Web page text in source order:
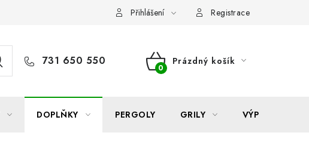
údajů Formulář odstoupení od smlouvy
Přihlášení Registrace
731 650 550
NÁKUPNÍ
Prázdný košík
DOPLŇKY PERGOLY GRILY VÝPRODEJ